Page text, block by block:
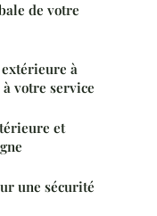
de votre
à
votre service
et
une sécurité